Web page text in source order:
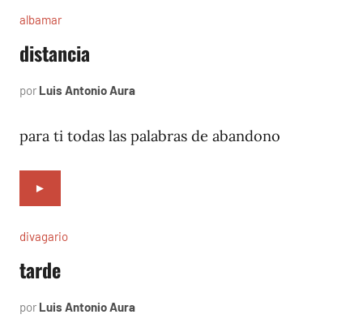
albamar
distancia
por Luis Antonio Aura
1996
para ti todas las palabras de abandono
►
divagario
tarde
por Luis Antonio Aura